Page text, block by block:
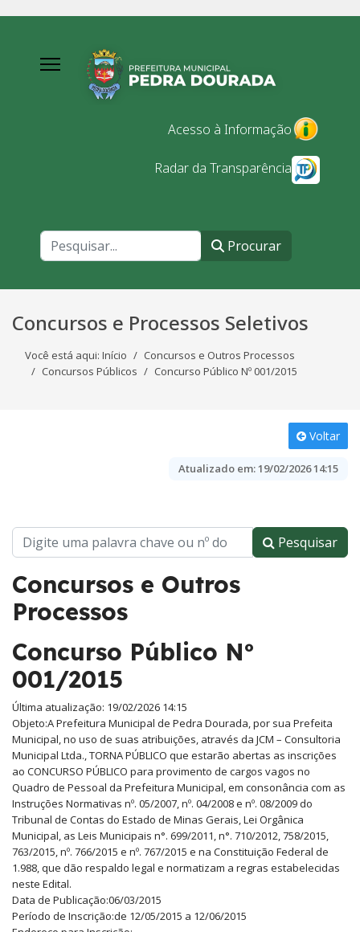
Acesso à Informação
Radar da Transparência
Procurar
Concursos e Processos Seletivos
Você está aqui: Início
Concursos e Outros Processos
Concursos Públicos
Concurso Público Nº 001/2015
Voltar
Atualizado em:19/02/2026 14:15
Pesquisar
Concursos e Outros
Processos
Concurso Público Nº
001/2015
Última atualização: 19/02/2026 14:15
Objeto:A Prefeitura Municipal de Pedra Dourada, por sua Prefeita
Municipal, no uso de suas atribuições, através da JCM – Consultoria
Municipal Ltda., TORNA PÚBLICO que estarão abertas as inscrições
ao CONCURSO PÚBLICO para provimento de cargos vagos no
Quadro de Pessoal da Prefeitura Municipal, em consonância com as
Instruções Normativas nº. 05/2007, nº. 04/2008 e nº. 08/2009 do
Tribunal de Contas do Estado de Minas Gerais, Lei Orgânica
Municipal, as Leis Municipais n°. 699/2011, n°. 710/2012, 758/2015,
763/2015, nº. 766/2015 e nº. 767/2015 e na Constituição Federal de
1.988, que dão respaldo legal e normatizam a regras estabelecidas
neste Edital.
Data de Publicação:06/03/2015
Período de Inscrição:de 12/05/2015 a 12/06/2015